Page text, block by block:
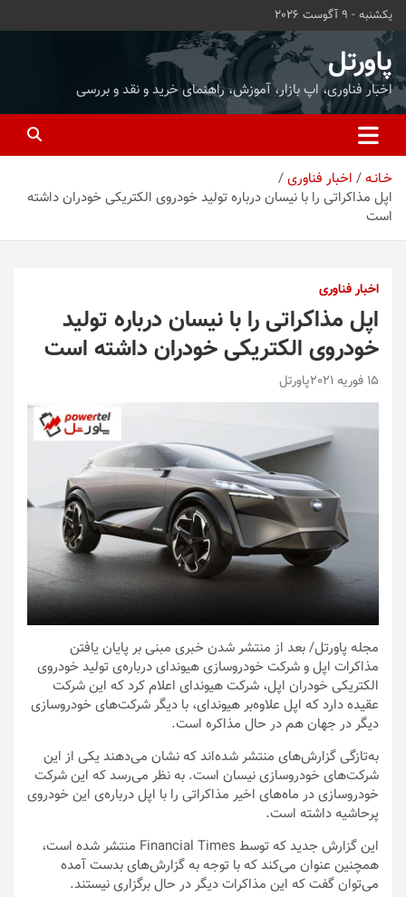
محتوا
بروید
یکشنبه - 9 آگوست 2026
پاورتل
اخبار فناوری، اپ بازار، آموزش، راهنمای خرید و نقد و بررسی
خـانـه
اخبار فناوری
اپل مذاکراتی را با نیسان درباره تولید خودروی الکتریکی خودران داشته
است
اخبار فناوری
اپل مذاکراتی را با نیسان درباره تولید
خودروی الکتریکی خودران داشته است
15 فوریه 2021 پاورتل
مجله پاورتل/ بعد از منتشر شدن خبری مبنی بر پایان یافتن
مذاکرات اپل و شرکت خودروسازی هیوندای درباره‌ی تولید خودروی
الکتریکی خودران اپل، شرکت هیوندای اعلام کرد که این شرکت
عقیده دارد که اپل علاوه‌بر هیوندای، با دیگر شرکت‌های خودروسازی
دیگر در جهان هم در حال مذاکره است.
به‌تازگی گزارش‌های منتشر شده‌اند که نشان می‌دهند یکی از این
شرکت‌های خودروسازی نیسان است. به نظر می‌رسد که این شرکت
خودروسازی در ماه‌های اخیر مذاکراتی را با اپل درباره‌ی این خودروی
پرحاشیه داشته است.
این گزارش جدید که توسط Financial Times منتشر شده است،
همچنین عنوان می‌کند که با توجه به گزارش‌های بدست آمده
می‌توان گفت که این مذاکرات دیگر در حال برگزاری نیستند.